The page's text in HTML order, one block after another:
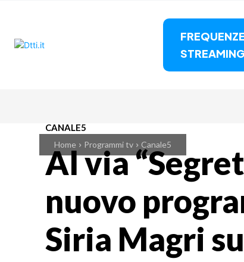
STREAMING
Home Programmi tv Canale5
CANALE5
Al via
nuovo
Siria Magri